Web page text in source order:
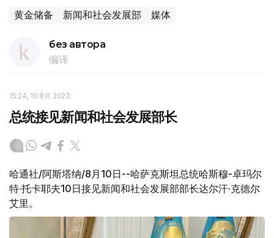
黄金储备 新闻和社会发展部 媒体
без автора
编译
15:24, 10 8月 2023
总统接见新闻和社会发展部长
哈通社/阿斯塔纳/8月10日--哈萨克斯坦总统哈斯穆-卓玛尔
特·托卡耶夫10日接见新闻和社会发展部部长达尔汗·克德尔
艾里。